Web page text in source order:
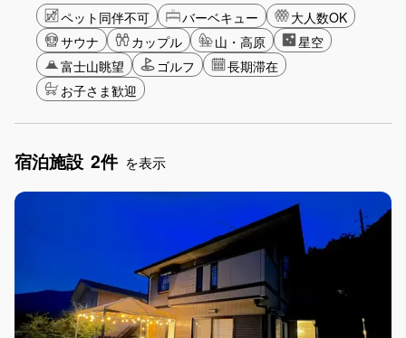
ペット同伴不可 バーベキュー
大人数OK
サウナ
カップル 山・高原
星空
富士山眺望
ゴルフ
長期滞在
お子さま歓迎
宿泊施設 2件 を表示